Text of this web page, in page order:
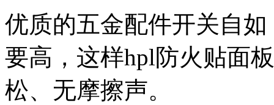
优质的五金配件开关自
要高，这样hpl防火贴面
松、无摩擦声。